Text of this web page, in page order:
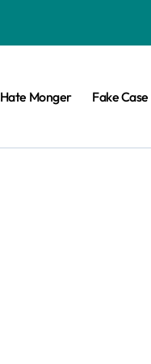
Hate Monger Fake Case